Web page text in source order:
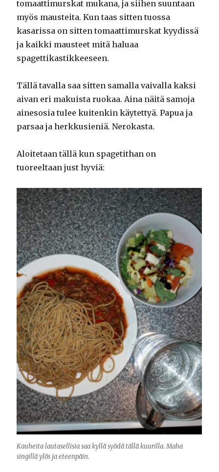
tomaattimurskat mukana, ja siihen suuntaan
myös mausteita. Kun taas sitten tuossa
kasarissa on sitten tomaattimurskat kyydissä
ja kaikki mausteet mitä haluaa
spagettikastikkeeseen.
Tällä tavalla saa sitten samalla vaivalla kaksi
aivan eri makuista ruokaa. Aina näitä samoja
ainesosia tulee kuitenkin käytettyä. Papua ja
parsaa ja herkkusieniä. Nerokasta.
Aloitetaan tällä kun spagetithan on
tuoreeltaan just hyviä:
Kauheita lautasellisia saa kyllä syödä tällä kuurilla. Maha
singillä ylös ja eteenpäin.